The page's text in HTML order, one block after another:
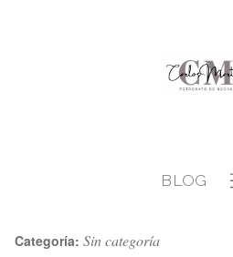
BLOG
Categoría: Sin categoría